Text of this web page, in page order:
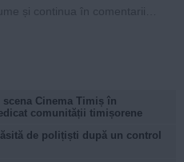
scena Cinema Timiș în
comunității timișorene
de polițiști după un control